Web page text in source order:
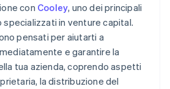
con Cooley, uno dei principali
specializzati in venture capital.
pensati per aiutarti a
e garantire la
tua azienda, coprendo aspetti
la distribuzione del